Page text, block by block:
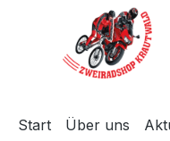
Hauptinhalt springen
Zur Suche springen
Zur Hauptnavigation
Start Über uns